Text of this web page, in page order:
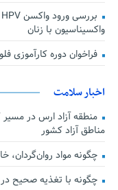
واکسیناسیون با زنان
فراخوان دوره
اخبار سلامت
منطقه آزاد ارس در
مناطق آزاد کشور
چگونه مواد روان‌گردان،
چگونه با تغذیه صحیح